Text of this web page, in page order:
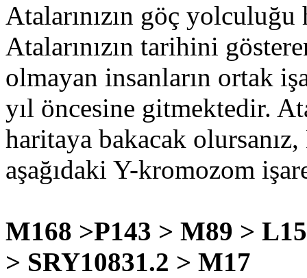
Atalarınızın göç
Atalarınızın tarihini
olmayan insanların ortak
yıl öncesine gitmektedir.
haritaya bakacak
aşağıdaki Y-kromozom
M168 >P143 > M89 >
> SRY10831.2 > M17